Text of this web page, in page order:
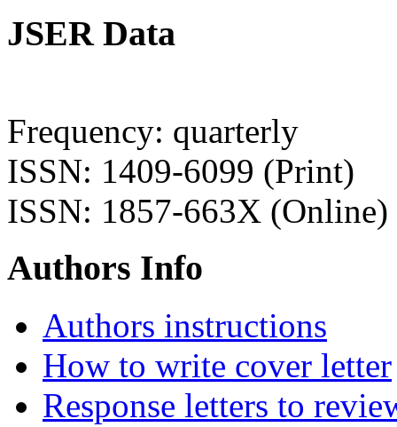
JSER Data
Frequency: quarterly
ISSN: 1409-6099 (Print)
ISSN: 1857-663X (Online)
Authors Info
Authors instructions
How to write cover letter
Response letters to